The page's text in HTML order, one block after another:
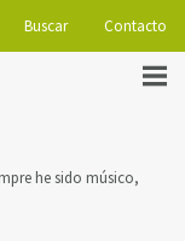
Buscar Contacto
he sido músico,